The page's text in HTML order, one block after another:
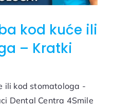
kod kuće ili
– Kratki
ili kod stomatologa -
Dental Centra 4Smile